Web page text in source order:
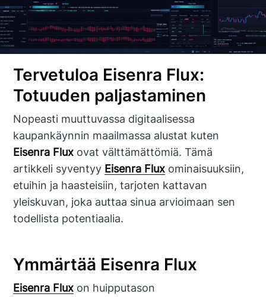
Tervetuloa Eisenra Flux:
Totuuden paljastaminen
Nopeasti muuttuvassa digitaalisessa
kaupankäynnin maailmassa alustat kuten
Eisenra Flux ovat välttämättömiä. Tämä
artikkeli syventyy Eisenra Flux ominaisuuksiin,
etuihin ja haasteisiin, tarjoten kattavan
yleiskuvan, joka auttaa sinua arvioimaan sen
todellista potentiaalia.
Ymmärtää Eisenra Flux
Eisenra Flux on huipputason